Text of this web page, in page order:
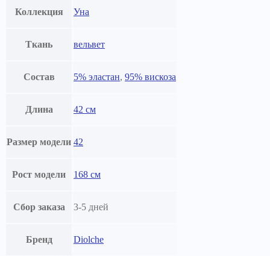
Коллекция Уна
Ткань вельвет
Состав 5% эластан, 95% вискоза
Длина 42 см
Размер модели 42
Рост модели 168 см
Сбор заказа 3-5 дней
Бренд Diolche